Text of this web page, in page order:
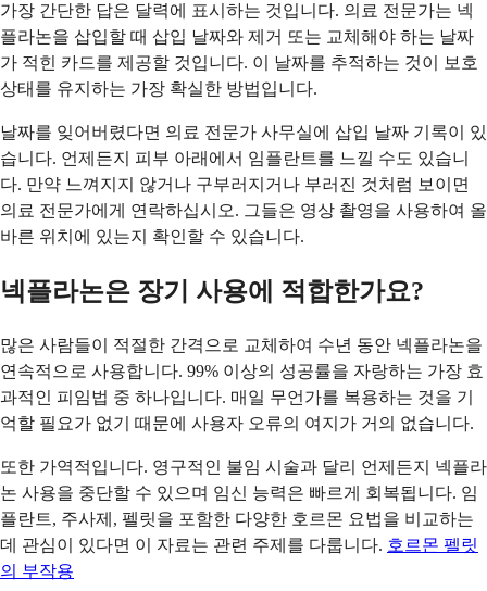
가장 간단한 답은 달력에 표시하는 것입니다. 의료 전문가는 넥
플라논을 삽입할 때 삽입 날짜와 제거 또는 교체해야 하는 날짜
가 적힌 카드를 제공할 것입니다. 이 날짜를 추적하는 것이 보호
상태를 유지하는 가장 확실한 방법입니다.
날짜를 잊어버렸다면 의료 전문가 사무실에 삽입 날짜 기록이 있
습니다. 언제든지 피부 아래에서 임플란트를 느낄 수도 있습니
다. 만약 느껴지지 않거나 구부러지거나 부러진 것처럼 보이면
의료 전문가에게 연락하십시오. 그들은 영상 촬영을 사용하여 올
바른 위치에 있는지 확인할 수 있습니다.
넥플라논은 장기 사용에 적합한가요?
많은 사람들이 적절한 간격으로 교체하여 수년 동안 넥플라논을
연속적으로 사용합니다. 99% 이상의 성공률을 자랑하는 가장 효
과적인 피임법 중 하나입니다. 매일 무언가를 복용하는 것을 기
억할 필요가 없기 때문에 사용자 오류의 여지가 거의 없습니다.
또한 가역적입니다. 영구적인 불임 시술과 달리 언제든지 넥플라
논 사용을 중단할 수 있으며 임신 능력은 빠르게 회복됩니다. 임
플란트, 주사제, 펠릿을 포함한 다양한 호르몬 요법을 비교하는
데 관심이 있다면 이 자료는 관련 주제를 다룹니다. 호르몬 펠릿
의 부작용